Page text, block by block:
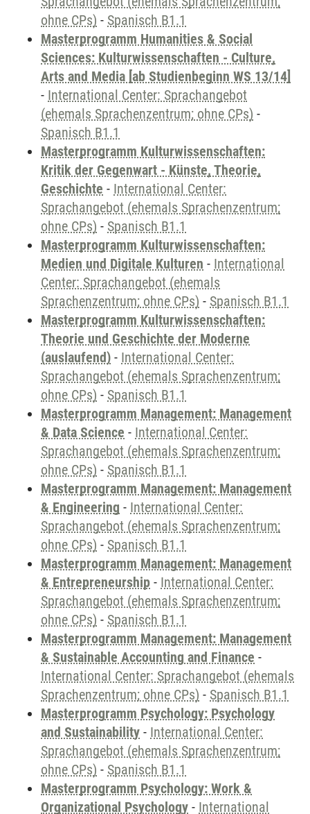
ohne CPs) - Spanisch B1.1
Masterprogramm Humanities & Social
Sciences: Kulturwissenschaften - Culture,
Arts and Media [ab Studienbeginn WS 13/14]
- International Center: Sprachangebot
(ehemals Sprachenzentrum; ohne CPs) -
Spanisch B1.1
Masterprogramm Kulturwissenschaften:
Kritik der Gegenwart - Künste, Theorie,
Geschichte - International Center:
Sprachangebot (ehemals Sprachenzentrum;
ohne CPs) - Spanisch B1.1
Masterprogramm Kulturwissenschaften:
Medien und Digitale Kulturen - International
Center: Sprachangebot (ehemals
Sprachenzentrum; ohne CPs) - Spanisch B1.1
Masterprogramm Kulturwissenschaften:
Theorie und Geschichte der Moderne
(auslaufend) - International Center:
Sprachangebot (ehemals Sprachenzentrum;
ohne CPs) - Spanisch B1.1
Masterprogramm Management: Management
& Data Science - International Center:
Sprachangebot (ehemals Sprachenzentrum;
ohne CPs) - Spanisch B1.1
Masterprogramm Management: Management
& Engineering - International Center:
Sprachangebot (ehemals Sprachenzentrum;
ohne CPs) - Spanisch B1.1
Masterprogramm Management: Management
& Entrepreneurship - International Center:
Sprachangebot (ehemals Sprachenzentrum;
ohne CPs) - Spanisch B1.1
Masterprogramm Management: Management
& Sustainable Accounting and Finance -
International Center: Sprachangebot (ehemals
Sprachenzentrum; ohne CPs) - Spanisch B1.1
Masterprogramm Psychology: Psychology
and Sustainability - International Center:
Sprachangebot (ehemals Sprachenzentrum;
ohne CPs) - Spanisch B1.1
Masterprogramm Psychology: Work &
Organizational Psychology - International